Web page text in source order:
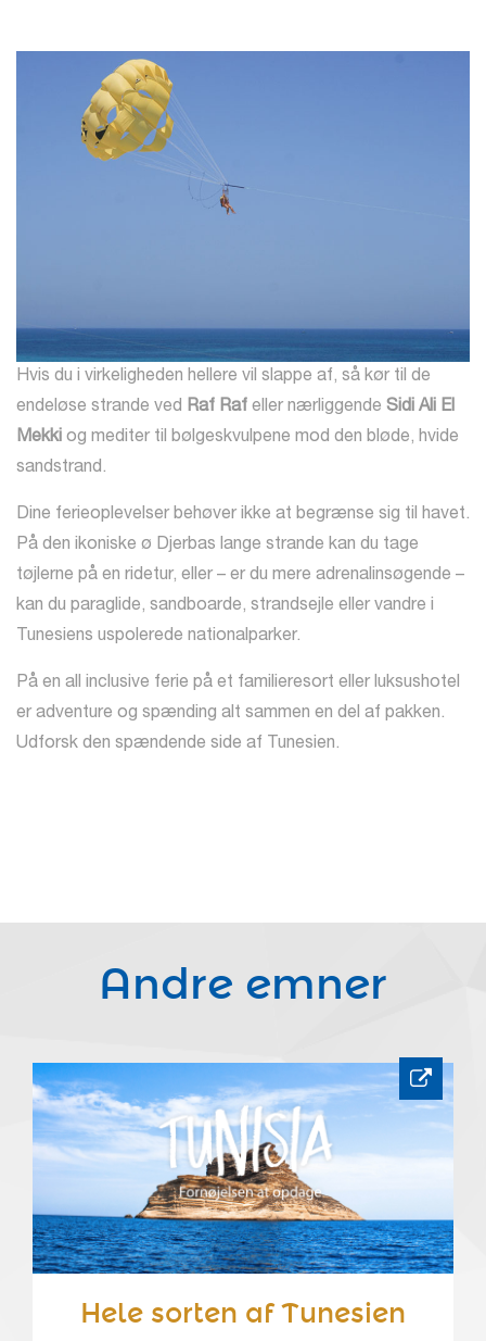
Hvis du i virkeligheden hellere vil slappe af, så kør til de
endeløse strande ved Raf Raf eller nærliggende Sidi Ali El
Mekki og mediter til bølgeskvulpene mod den bløde, hvide
sandstrand.
Dine ferieoplevelser behøver ikke at begrænse sig til havet.
På den ikoniske ø Djerbas lange strande kan du tage
tøjlerne på en ridetur, eller – er du mere adrenalinsøgende –
kan du paraglide, sandboarde, strandsejle eller vandre i
Tunesiens uspolerede nationalparker.
På en all inclusive ferie på et familieresort eller luksushotel
er adventure og spænding alt sammen en del af pakken.
Udforsk den spændende side af Tunesien.
Andre emner
Hele sorten af Tunesien